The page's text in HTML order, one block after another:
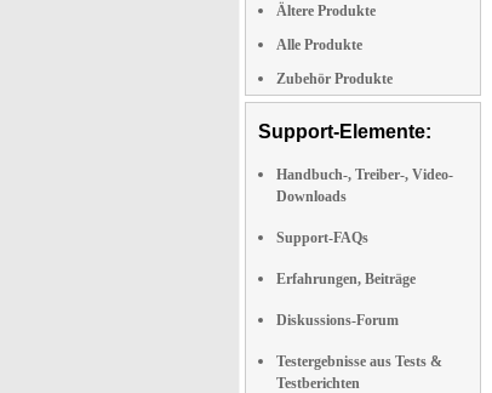
Ältere Produkte
Alle Produkte
Zubehör Produkte
Support-Elemente:
Handbuch-, Treiber-, Video-
Downloads
Support-FAQs
Erfahrungen, Beiträge
Diskussions-Forum
Testergebnisse aus Tests &
Testberichten